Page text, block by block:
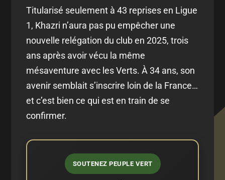
Titularisé seulement à 43 reprises en Ligue
1, Khazri n’aura pas pu empêcher une
nouvelle relégation du club en 2025, trois
ans après avoir vécu la même
mésaventure avec les Verts. À 34 ans, son
avenir semblait s’inscrire loin de la France…
et c’est bien ce qui est en train de se
confirmer.
SOUTENEZ PEUPLE VERT